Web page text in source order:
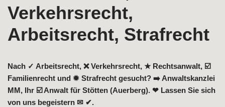
Nach ✓ Arbeitsrecht, ❌ Verkehrsrecht, ★ Rechtsanwalt, ☑️
Familienrecht und ✹ Strafrecht gesucht? ➡️ Anwaltskanzlei
MM, Ihr ☑️ Anwalt für Stötten (Auerberg). ❤ Lassen Sie sich
von uns begeistern ✉ ✔.